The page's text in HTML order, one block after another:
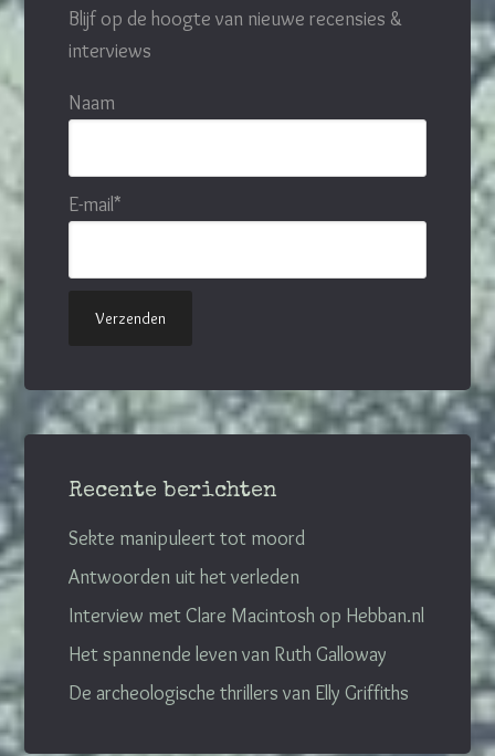
Blijf op de hoogte van nieuwe recensies &
interviews
Naam
E-mail*
Recente berichten
Sekte manipuleert tot moord
Antwoorden uit het verleden
Interview met Clare Macintosh op Hebban.nl
Het spannende leven van Ruth Galloway
De archeologische thrillers van Elly Griffiths